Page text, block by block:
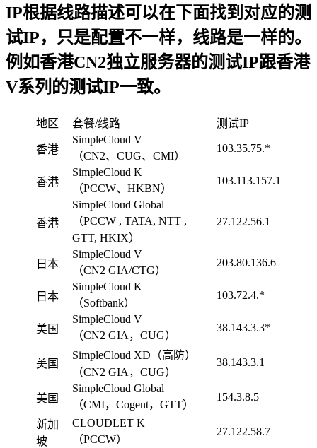
IP根据线路描述可以在下面找到对应的测
试IP，只是配置不一样，线路是一样的。
例如香港CN2独立服务器的测试IP跟香港
V系列的测试IP一致。
地区 套餐/线路 测试IP
香港
SimpleCloud V
（CN2、CUG、CMI）
103.35.75.*
香港
SimpleCloud K
（PCCW、HKBN）
103.113.157.1
香港
SimpleCloud Global
（PCCW , TATA, NTT ,
GTT, HKIX）
27.122.56.1
日本
SimpleCloud V
（CN2 GIA/CTG）
203.80.136.6
日本
SimpleCloud K
（Softbank）
103.72.4.*
美国
SimpleCloud V
（CN2 GIA，CUG）
38.143.3.3*
美国
SimpleCloud XD（高防）
（CN2 GIA，CUG）
38.143.3.1
美国
SimpleCloud Global
（CMI，Cogent，GTT）
154.3.8.5
新加
坡
CLOUDLET K
（PCCW）
27.122.58.7